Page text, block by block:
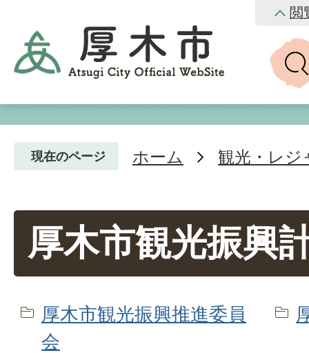
閲
現在のページ ホーム 観光・レジ
厚木市観光振興
厚木市観光振興推進委員
会